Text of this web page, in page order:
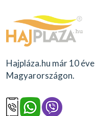
Hajpláza.hu már 10 éve
Magyarországon.